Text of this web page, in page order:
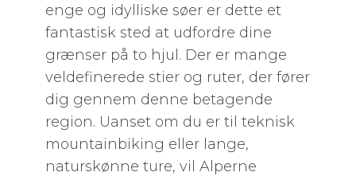
enge og idylliske søer er dette et
fantastisk sted at udfordre dine
grænser på to hjul. Der er mange
veldefinerede stier og ruter, der fører
dig gennem denne betagende
region. Uanset om du er til teknisk
mountainbiking eller lange,
naturskønne ture, vil Alperne